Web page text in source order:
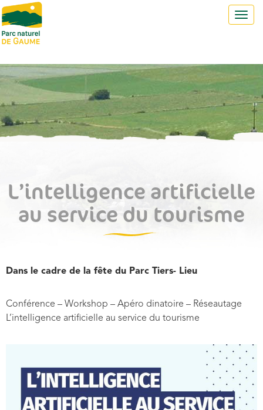
L’intelligence artificielle
au service du tourisme
Dans le cadre de la fête du Parc Tiers- Lieu
Conférence – Workshop – Apéro dinatoire – Réseautage
L’intelligence artificielle au service du tourisme